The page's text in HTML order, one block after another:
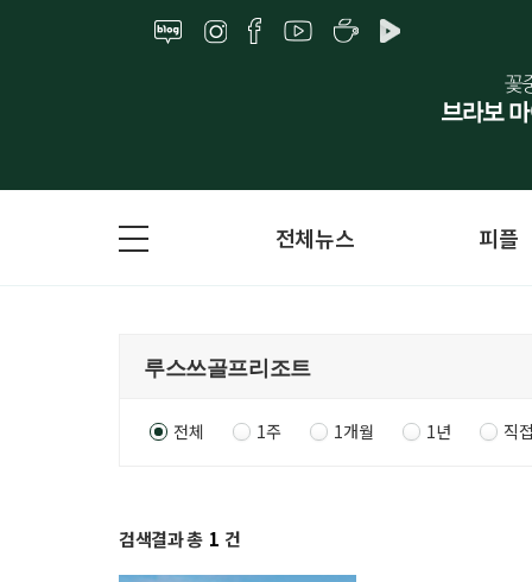
전체뉴스 피플
전체 1주 1개월 1년 직
검색결과 총 1 건